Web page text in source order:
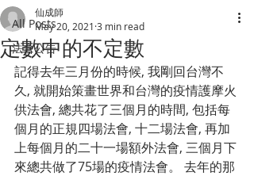
All Posts
法會公告
定數中的不定數
仙成師
May 20, 2021 3 min read
記得去年三月份的時候, 我剛回台灣不
久, 就開始策畫世界和台灣的疫情護摩火
供法會, 總共花了三個月的時間, 包括每
個月的正規四場法會, 十二場法會, 再加
上每個月的二十一場額外法會, 三個月下
來總共做了75場的疫情法會。 去年的那